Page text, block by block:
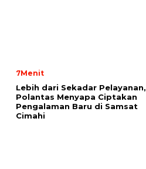
7Menit
Lebih dari Sekadar Pelayanan,
Polantas Menyapa Ciptakan
Pengalaman Baru di Samsat
Cimahi